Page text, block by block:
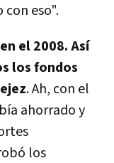
con eso".
el 2008. Así
los fondos
. Ah, con el
ahorrado y
los